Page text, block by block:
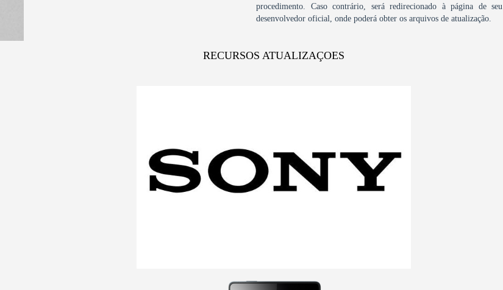
procedimento. Caso contrário, será redirecionado à página de seu
desenvolvedor oficial, onde poderá obter os arquivos de atualização.
RECURSOS ATUALIZAÇOES